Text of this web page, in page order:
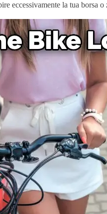
eccessivamente la tua borsa